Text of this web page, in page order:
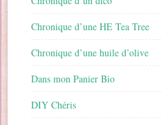
Chronique d’une HE Tea Tree
Chronique d’une huile d’olive
Dans mon Panier Bio
DIY Chéris